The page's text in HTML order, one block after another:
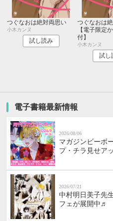
つぐなおは絶対両思い
小木カンヌ
試し読み
つぐなおは
【電子限定
付】
小木カンヌ
試し
電子書籍最新情報
2026/08/06
マガジンビーボ
プ・チラ見せア
2026/07/21
中村明日美子先
フェが展開中♬